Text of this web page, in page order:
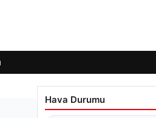
Hava Durumu